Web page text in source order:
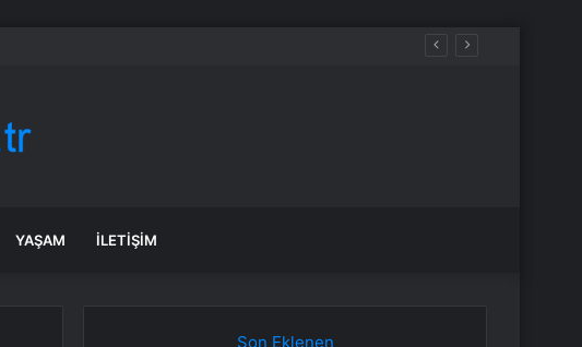
YAŞAM İLETIŞIM
Son Eklenen